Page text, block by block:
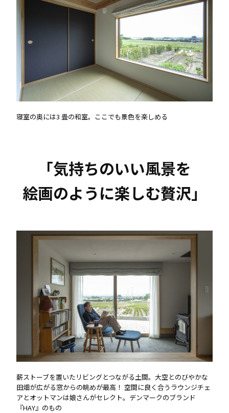
寝室の奥には3 畳の和室。ここでも景色を楽しめる
「気持ちのいい風景を
絵画のように楽しむ贅沢」
薪ストーブを置いたリビングとつながる土間。大空とのびやかな
田畑が広がる窓からの眺めが最高！ 空間に良く合うラウンジチェ
アとオットマンは娘さんがセレクト。デンマークのブランド
『HAY』のもの